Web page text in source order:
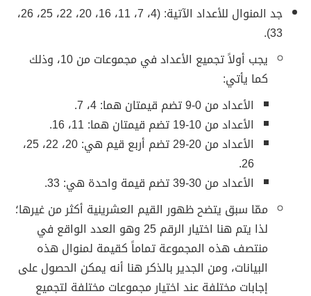
جد المنوال للأعداد الآتية: (4، 7، 11، 16، 20، 22، 25، 26،
33).
يجب أولاً تجميع الأعداد في مجموعات من 10، وذلك
كما يأتي:
الأعداد من 0-9 تضم قيمتان هما: 4، 7.
الأعداد من 10-19 تضم قيمتان هما: 11، 16.
الأعداد من 20-29 تضم أربع قيم هي: 20، 22، 25،
26.
الأعداد من 30-39 تضم قيمة واحدة هي: 33.
ممّا سبق يتضح ظهور القيم العشرينية أكثر من غيرها؛
لذا يتم هنا اختيار الرقم 25 وهو العدد الواقع في
منتصف هذه المجموعة تماماً كقيمة لمنوال هذه
البيانات، ومن الجدير بالذكر هنا أنه يمكن الحصول على
إجابات مختلفة عند اختيار مجموعات مختلفة لتجميع